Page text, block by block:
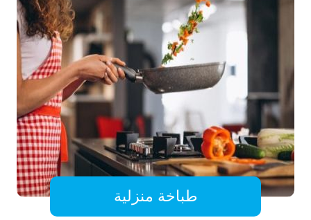
طباخة منزلية